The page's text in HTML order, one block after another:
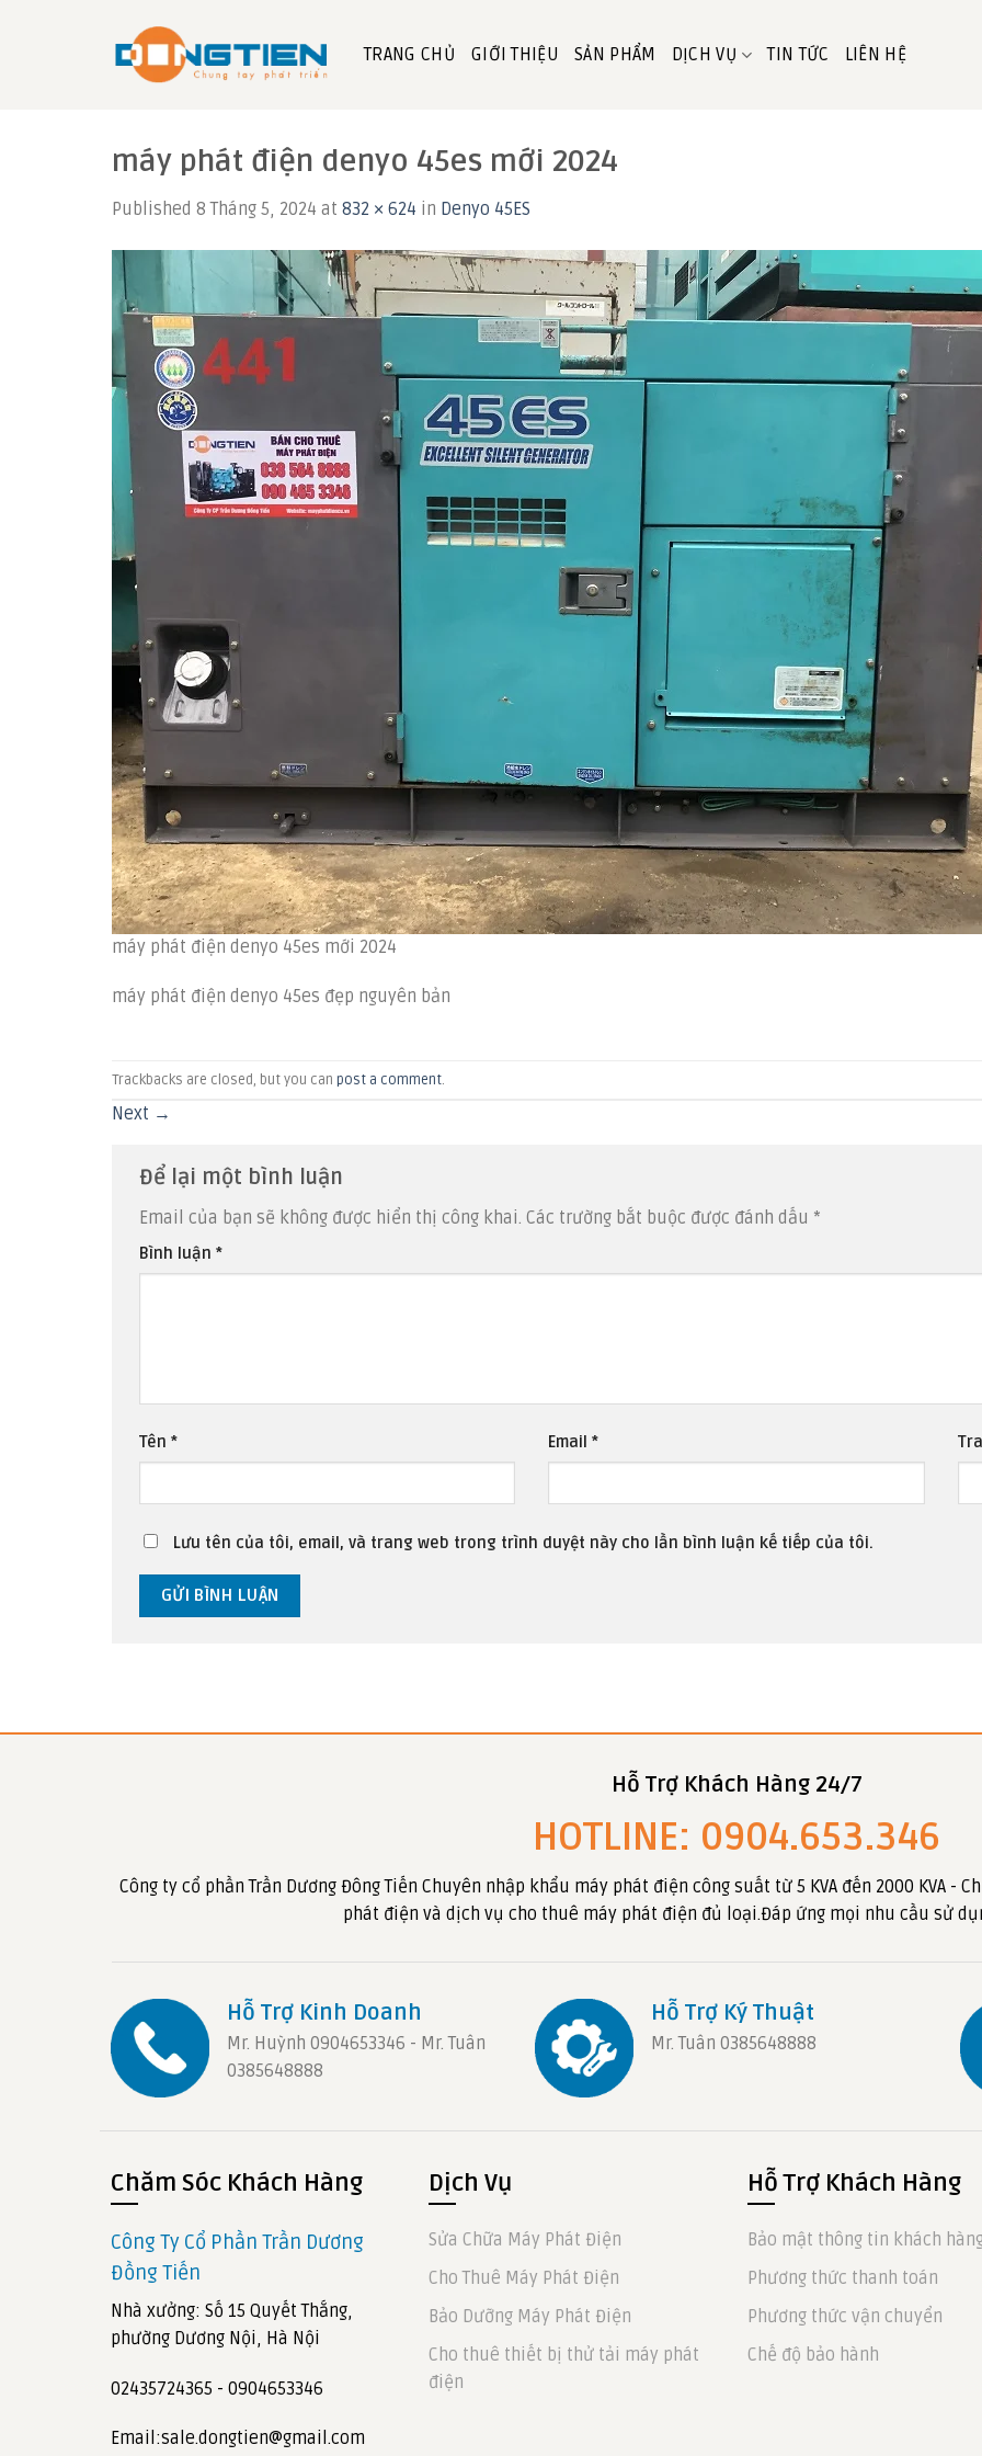
TRANG CHỦ GIỚI THIỆU SẢN PHẨM DỊCH VỤ TIN TỨC LIÊN HỆ
máy phát điện denyo 45es mới 2024
Published 8 Tháng 5, 2024 at 832 × 624 in Denyo 45ES
máy phát điện denyo 45es mới 2024
máy phát điện denyo 45es đẹp nguyên bản
Trackbacks are closed, but you can post a comment.
Next →
Để lại một bình luận
Email của bạn sẽ không được hiển thị công khai. Các trường bắt buộc được đánh dấu *
Bình luận *
Tên * Email*
Lưu tên của tôi, email, và trang web trong trình duyệt này cho lần bình luận kế tiếp của tôi.
Hỗ Trợ Khách Hàng 24/7
HOTLINE: 0904.653.346
Công ty cổ phần Trần Dương Đông Tiến Chuyên nhập khẩu máy phát điện công suất từ 5 KVA đến 2000 KVA -
phát điện và dịch vụ cho thuê máy phát điện đủ loại.Đáp ứng mọi nhu cầu sử
Hỗ Trợ Kinh Doanh
Mr. Huỳnh 0904653346 - Mr. Tuân
0385648888
Hỗ Trợ Ký Thuật
Mr. Tuân 0385648888
Chăm Sóc Khách Hàng
Công Ty Cổ Phần Trần Dương
Đồng Tiến
Nhà xưởng: Số 15 Quyết Thắng,
phường Dương Nội, Hà Nội
02435724365 - 0904653346
Email:sale.dongtien@gmail.com
Dịch Vụ
Sửa Chữa Máy Phát Điện
Cho Thuê Máy Phát Điện
Bảo Dưỡng Máy Phát Điện
Cho thuê thiết bị thử tải máy phát
điện
Hỗ Trợ Khách Hàng
Bảo mật thông tin khách
Phương thức thanh toán
Phương thức vận chuyển
Chế độ bảo hành